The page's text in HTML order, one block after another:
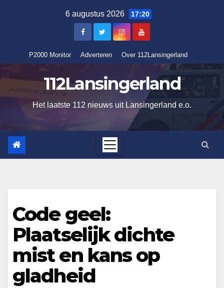
6 augustus 2026 17:20
P2000 Monitor Adverteren Over 112Lansingerland
112Lansingerland
Het laatste 112 nieuws uit Lansingerland e.o.
Code geel:
Plaatselijk dichte
mist en kans op
gladheid